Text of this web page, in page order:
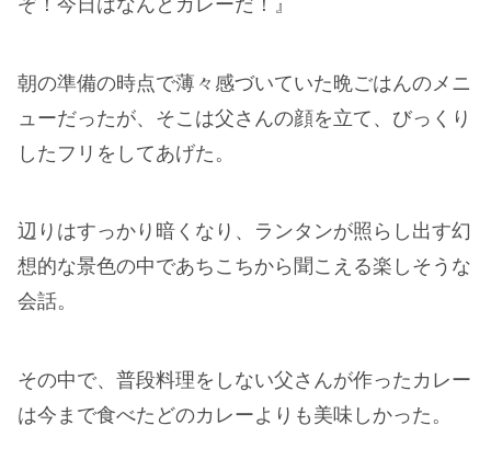
ぞ！今日はなんとカレーだ！』
朝の準備の時点で薄々感づいていた晩ごはんのメニ
ューだったが、そこは父さんの顔を立て、びっくり
したフリをしてあげた。
辺りはすっかり暗くなり、ランタンが照らし出す幻
想的な景色の中であちこちから聞こえる楽しそうな
会話。
その中で、普段料理をしない父さんが作ったカレー
は今まで食べたどのカレーよりも美味しかった。